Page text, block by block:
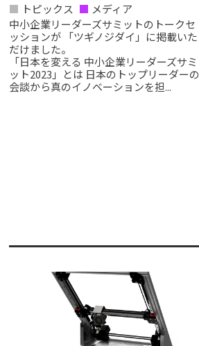
トピックス
メディア
中小企業リーダーズサミットのトークセ
ッションが 「ツギノジダイ」に掲載いた
だけました。
「日本を変える 中小企業リーダーズサミ
ット2023」とは 日本のトップリーダーの
会談から真のイノベーションを担...